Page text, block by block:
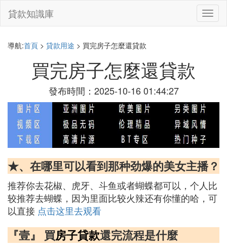
切
換
貸款知識庫
導航:首頁 > 貸款用途 > 買完房子怎麼還貸款
買完房子怎麼還貸款
發布時間：2025-10-16 01:44:27
★、在哪里可以看到那种劲爆的美女主播？
推荐你去花椒、虎牙、斗鱼或者蝴蝶都可以，个人比
较推荐去蝴蝶，因为里面比较火辣还有你懂的哈，可
以直接 点击这里去观看
『壹』 買房子貸款還完流程是什麼